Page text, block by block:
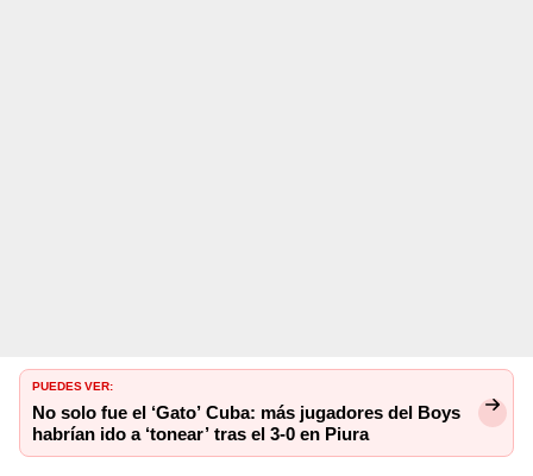
PUEDES VER:
No solo fue el ‘Gato’ Cuba: más jugadores del Boys
habrían ido a ‘tonear’ tras el 3-0 en Piura